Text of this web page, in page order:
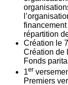
répartition
Création le 7
Création de
Fonds
1er
Premiers